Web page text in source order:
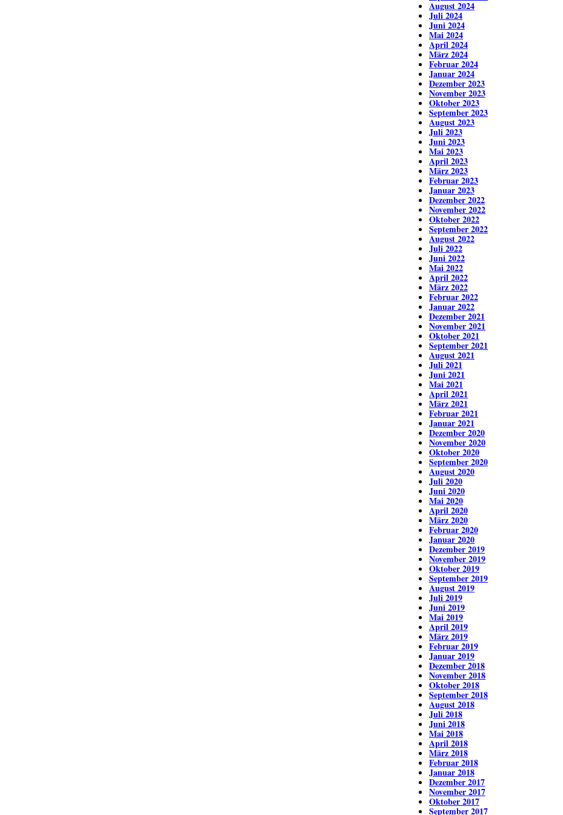
August 2024
Juli 2024
Juni 2024
Mai 2024
April 2024
März 2024
Februar 2024
Januar 2024
Dezember 2023
November 2023
Oktober 2023
September 2023
August 2023
Juli 2023
Juni 2023
Mai 2023
April 2023
März 2023
Februar 2023
Januar 2023
Dezember 2022
November 2022
Oktober 2022
September 2022
August 2022
Juli 2022
Juni 2022
Mai 2022
April 2022
März 2022
Februar 2022
Januar 2022
Dezember 2021
November 2021
Oktober 2021
September 2021
August 2021
Juli 2021
Juni 2021
Mai 2021
April 2021
März 2021
Februar 2021
Januar 2021
Dezember 2020
November 2020
Oktober 2020
September 2020
August 2020
Juli 2020
Juni 2020
Mai 2020
April 2020
März 2020
Februar 2020
Januar 2020
Dezember 2019
November 2019
Oktober 2019
September 2019
August 2019
Juli 2019
Juni 2019
Mai 2019
April 2019
März 2019
Februar 2019
Januar 2019
Dezember 2018
November 2018
Oktober 2018
September 2018
August 2018
Juli 2018
Juni 2018
Mai 2018
April 2018
März 2018
Februar 2018
Januar 2018
Dezember 2017
November 2017
Oktober 2017
September 2017